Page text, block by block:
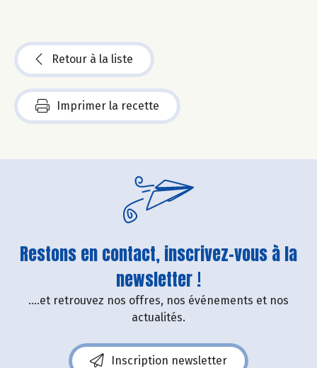
Retour à la liste
Imprimer la recette
Restons en contact, inscrivez-vous à la
newsletter !
....et retrouvez nos offres, nos événements et nos
actualités.
Inscription newsletter